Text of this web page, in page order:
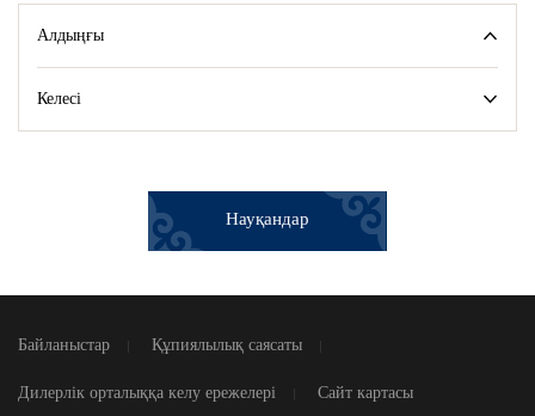
Алдыңғы
Келесі
Науқандар
Байланыстар Құпиялылық саясаты
Дилерлік орталыққа келу ережелері Сайт картасы